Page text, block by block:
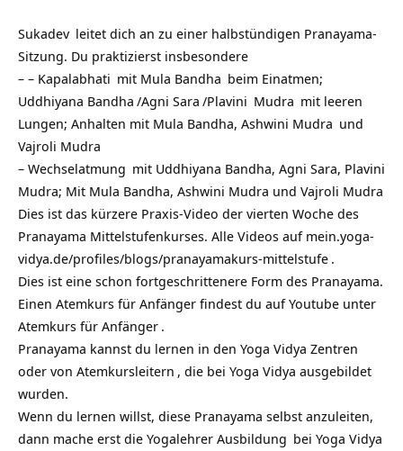
Sukadev leitet dich an zu einer halbstündigen Pranayama-
Sitzung. Du praktizierst insbesondere
– – Kapalabhati mit Mula Bandha beim Einatmen;
Uddhiyana Bandha /Agni Sara /Plavini Mudra mit leeren
Lungen; Anhalten mit Mula Bandha, Ashwini Mudra und
Vajroli Mudra
– Wechselatmung mit Uddhiyana Bandha, Agni Sara, Plavini
Mudra; Mit Mula Bandha, Ashwini Mudra und Vajroli Mudra
Dies ist das kürzere Praxis-Video der vierten Woche des
Pranayama Mittelstufenkurses. Alle Videos auf mein.yoga-
vidya.de/profiles/blogs/pranayamakurs-mittelstufe .
Dies ist eine schon fortgeschrittenere Form des Pranayama.
Einen Atemkurs für Anfänger findest du auf Youtube unter
Atemkurs für Anfänger .
Pranayama kannst du lernen in den Yoga Vidya Zentren
oder von Atemkursleitern , die bei Yoga Vidya ausgebildet
wurden.
Wenn du lernen willst, diese Pranayama selbst anzuleiten,
dann mache erst die Yogalehrer Ausbildung bei Yoga Vidya